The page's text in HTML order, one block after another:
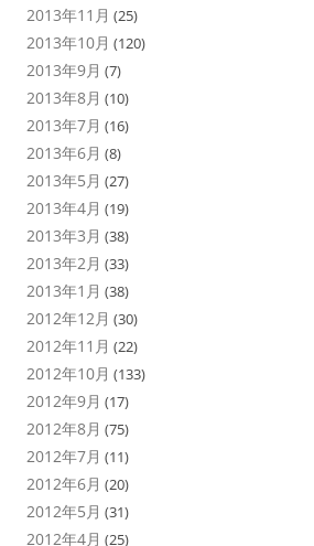
2013年11月 (25)
2013年10月 (120)
2013年9月 (7)
2013年8月 (10)
2013年7月 (16)
2013年6月 (8)
2013年5月 (27)
2013年4月 (19)
2013年3月 (38)
2013年2月 (33)
2013年1月 (38)
2012年12月 (30)
2012年11月 (22)
2012年10月 (133)
2012年9月 (17)
2012年8月 (75)
2012年7月 (11)
2012年6月 (20)
2012年5月 (31)
2012年4月 (25)